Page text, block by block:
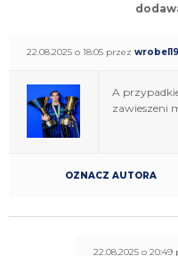
22.08.2025 o 18:05 przez
A
zawieszeni
OZNACZ AUTORA
22.08.2025 o 20:49